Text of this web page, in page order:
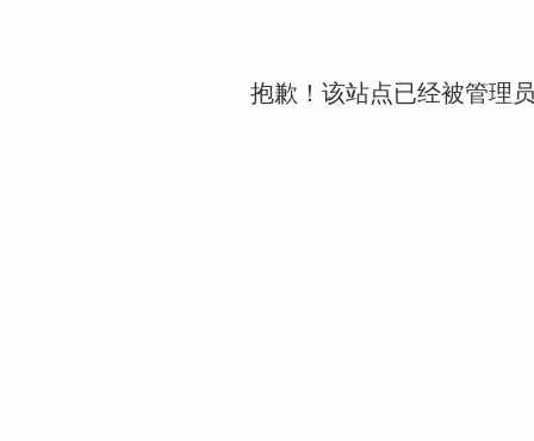
抱歉！该站点已经被管理